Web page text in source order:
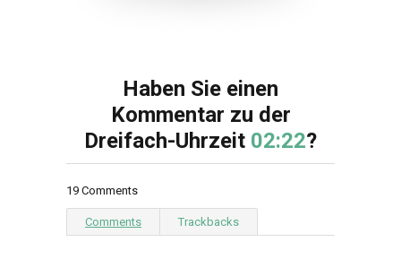
Haben Sie einen
Kommentar zu der
Dreifach-Uhrzeit 02:22?
19 Comments
Comments Trackbacks